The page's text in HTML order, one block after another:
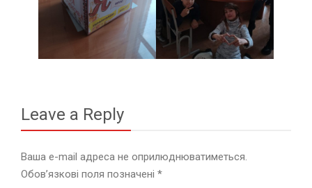
Leave a Reply
Ваша e-mail адреса не оприлюднюватиметься.
Обов’язкові поля позначені *